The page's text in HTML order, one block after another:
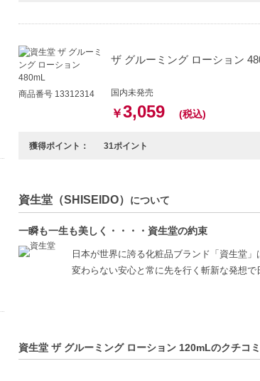
商品番号 13312314
ザ グルーミング ローション
国内未発売
￥3,059 (税込)
獲得ポイント： 31ポイント
資生堂（SHISEIDO） について
一瞬も一生も美しく・・・・資生堂の約束
日本が世界に誇る化粧品ブランド「資生堂
変わらない安心と常に先を行く斬新な発想
資生堂 ザ グルーミング ローション 120mLのクチコミ